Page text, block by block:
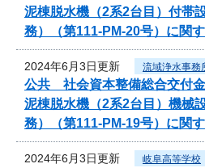
泥棟脱水機（2系2台目）付帯
務）（第111-PM-20号）に関
2024年6月3日更新 流域浄水事務
公共 社会資本整備総合交付
泥棟脱水機（2系2台目）機械
務）（第111-PM-19号）に関
2024年6月3日更新 岐阜高等学校